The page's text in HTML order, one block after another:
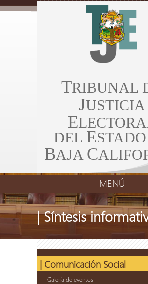
TRIBUNAL
JUSTICIA
E
DEL E
BAJA C
MENÚ
| Síntesis
| Comunicación Social
Galería de eventos